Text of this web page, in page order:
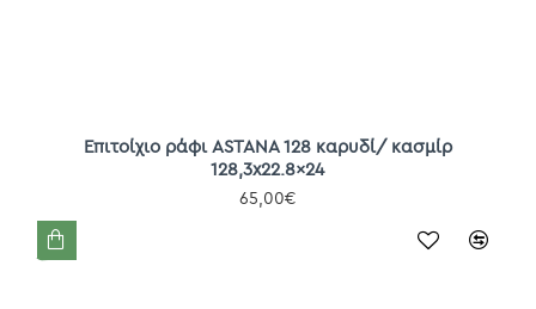
Επιτοίχιο ράφι ASTANA 128 καρυδί/ κασμίρ
128,3x22.8x24
65,00€